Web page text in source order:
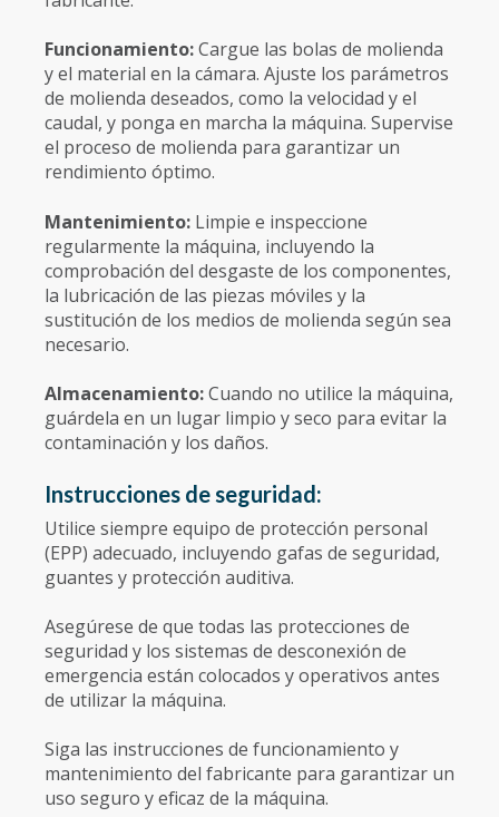
Funcionamiento:Cargue las bolas de molienda
y el material en la cámara. Ajuste los parámetros
de molienda deseados, como la velocidad y el
caudal, y ponga en marcha la máquina. Supervise
el proceso de molienda para garantizar un
rendimiento óptimo.
Mantenimiento: Limpie e inspeccione
regularmente la máquina, incluyendo la
comprobación del desgaste de los componentes,
la lubricación de las piezas móviles y la
sustitución de los medios de molienda según sea
necesario.
Almacenamiento:Cuando no utilice la máquina,
guárdela en un lugar limpio y seco para evitar la
contaminación y los daños.
Instrucciones de seguridad:
Utilice siempre equipo de protección personal
(EPP) adecuado, incluyendo gafas de seguridad,
guantes y protección auditiva.
Asegúrese de que todas las protecciones de
seguridad y los sistemas de desconexión de
emergencia están colocados y operativos antes
de utilizar la máquina.
Siga las instrucciones de funcionamiento y
mantenimiento del fabricante para garantizar un
uso seguro y eficaz de la máquina.